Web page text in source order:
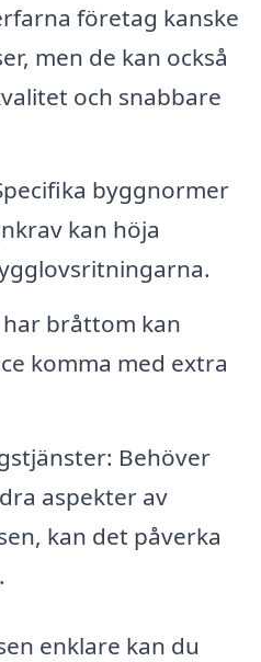
företag kanske
men de kan också
och snabbare
byggnormer
kan höja
bråttom kan
komma med extra
Behöver
aspekter av
kan det påverka
enklare kan du